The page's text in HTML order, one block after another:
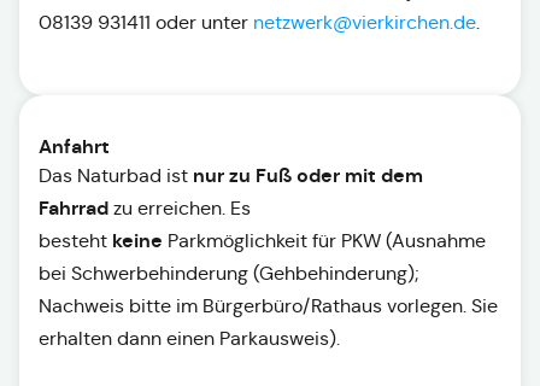
08139 931411 oder unter netzwerk@vierkirchen.de.
Anfahrt
Das Naturbad ist nur zu Fuß oder mit dem
Fahrrad zu erreichen. Es
besteht keine Parkmöglichkeit für PKW (Ausnahme
bei Schwerbehinderung (Gehbehinderung);
Nachweis bitte im Bürgerbüro/Rathaus vorlegen. Sie
erhalten dann einen Parkausweis).